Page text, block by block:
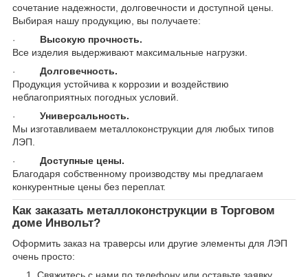
сочетание надежности, долговечности и доступной цены.
Выбирая нашу продукцию, вы получаете:
·
Высокую прочность.
Все изделия выдерживают максимальные нагрузки.
·
Долговечность.
Продукция устойчива к коррозии и воздействию
неблагоприятных погодных условий.
·
Универсальность.
Мы изготавливаем металлоконструкции для любых типов
ЛЭП.
·
Доступные цены.
Благодаря собственному производству мы предлагаем
конкурентные цены без переплат.
Как заказать металлоконструкции в Торговом
доме Инвольт?
Оформить заказ на траверсы или другие элементы для ЛЭП
очень просто: